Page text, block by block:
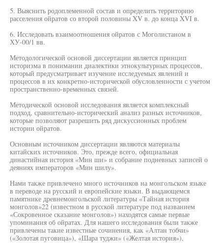
5. Выяснить родоплеменной состав и определить территорию
расселения ойратов со второй половины XV в. до конца XVI в.
6. Исследовать взаимоотношения ойратов с Моголистаном в
ХУ-00/1 вв.
Методологической основой диссертации является принцип
историзма в понимании диалектики этнокультурных процессов,
который предусматривает изучение исследуемых явлений и
процессов в их конкретно-исторической обусловленности с учетом
пространственно-временных связей.
Методической основой исследования является комплексный
подход, сравнительно-исторический анализ разных источников,
которые позволяют разрешить ряд дискуссионных проблем
истории ойратов.
Основным источником диссертации являются материалы
китайских источников. Это, прежде всего, официальная
династийная история «Мин ши» и собрание подневных записей о
деяниях императоров «Мин шилу».
Нами также привлечено много источников на монгольском языке
в переводе на русский и европейские языки. В выдающемся
памятнике древнемонгольской литературы «Тайная история
монголов»22 (известном в русской литературе под названием
«Сокровенное сказание монголов») находятся самые первые
упоминания об ойратах. Для нашего исследования были также
привлечены такие известные сочинения, как «Алтан тобчи»
(«Золотая пуговица»), «Шара туджи» («Желтая история»),